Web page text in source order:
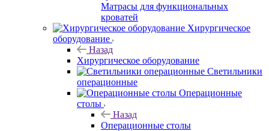
Матрасы для функциональных
кроватей
Хирургическое
оборудование
Назад
Хирургическое оборудование
Светильники
операционные
Операционные
столы
Назад
Операционные столы